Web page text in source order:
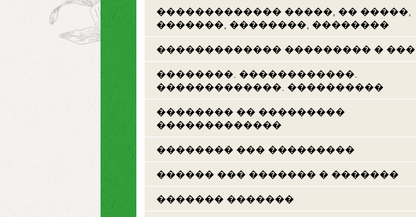
������������� �����, �� �����,
�������, ��������, ��������
������������� ��������� � ���
��������. ������������.
�������������. ����������
�������� �� ���������
�������������
�������� ��� ���������
������ ��� ������� � �������
������� �������